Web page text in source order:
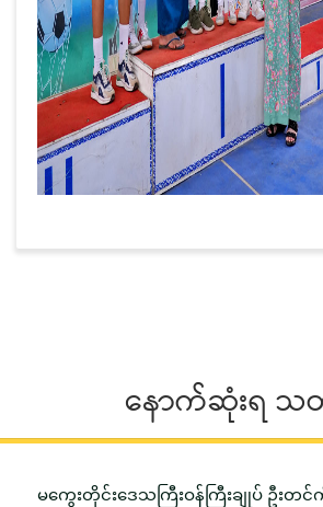
နောက်ဆုံးရ သ
မကွေးတိုင်းဒေသကြီးဝန်ကြီးချုပ် ဦးတ